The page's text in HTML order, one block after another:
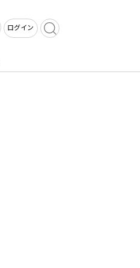
ログイン